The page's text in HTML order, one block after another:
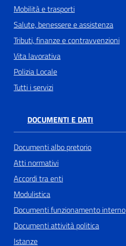
Mobilità e trasporti
Salute, benessere e assistenza
Tributi, finanze e contravvenzioni
Vita lavorativa
Polizia Locale
Tutti i servizi
DOCUMENTI E DATI
Documenti albo pretorio
Atti normativi
Accordi tra enti
Modulistica
Documenti funzionamento interno
Documenti attività politica
Istanze